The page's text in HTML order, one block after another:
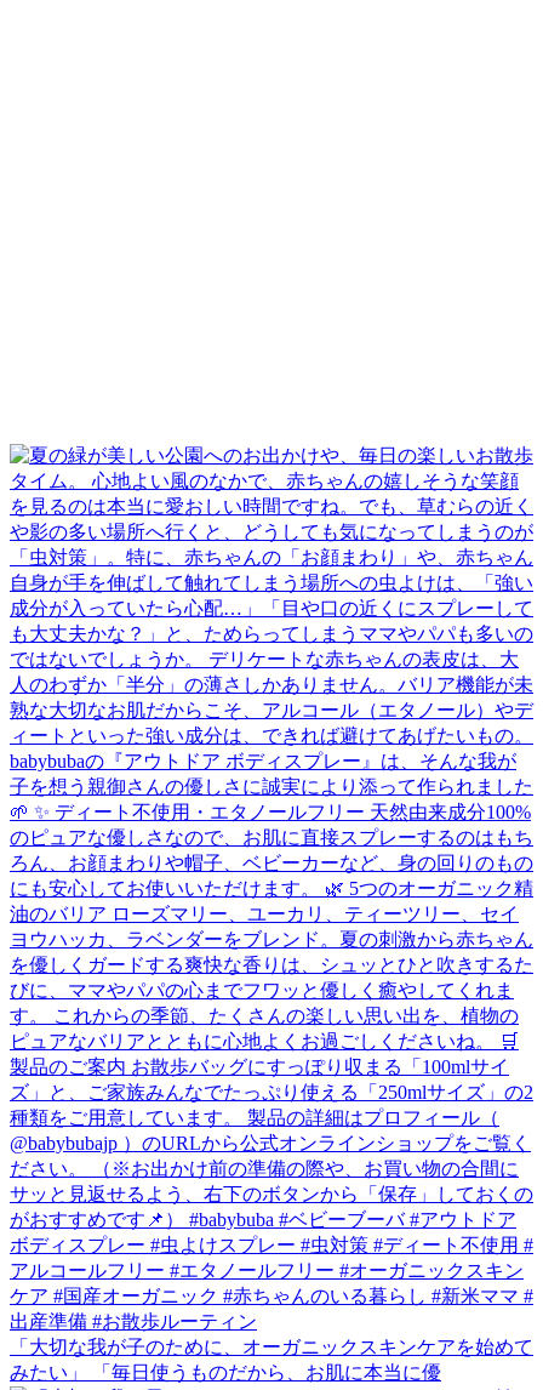
「大切な我が子のために、オーガニックスキンケアを始めて
みたい」 「毎日使うものだから、お肌に本当に優